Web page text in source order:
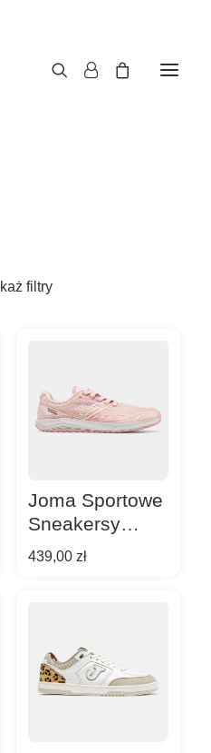
filtry
Joma Sportowe
Sneakersy
Barefoot
439,00 zł